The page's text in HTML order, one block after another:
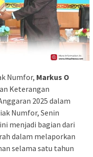
Numfor, Markus O
Keterangan
2025 dalam
Numfor, Senin
menjadi bagian dari
dalam melaporkan
selama satu tahun